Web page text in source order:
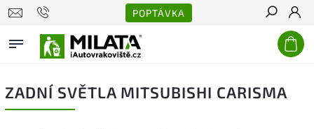
POPTÁVKA
Hledat
ZADNÍ SVĚTLA MITSUBISHI CARISMA